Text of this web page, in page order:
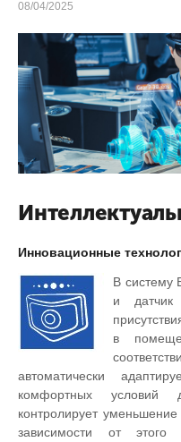
08/04/2025
Инновационные
В систему
и
в
автоматически
комфортных условий
контролирует
зависимости от этого